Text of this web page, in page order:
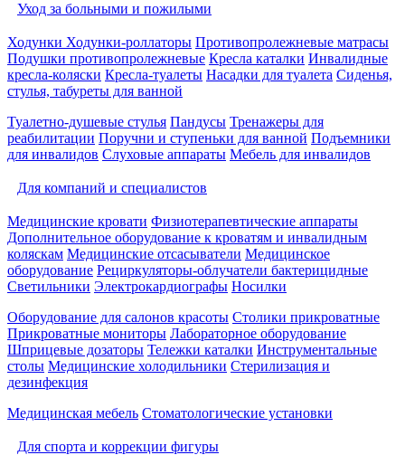
Уход за больными и пожилыми
Ходунки Ходунки-роллаторы Противопролежневые матрасы
Подушки противопролежневые Кресла каталки Инвалидные
кресла-коляски Кресла-туалеты Насадки для туалета Сиденья,
стулья, табуреты для ванной
Туалетно-душевые стулья Пандусы Тренажеры для
реабилитации Поручни и ступеньки для ванной Подъемники
для инвалидов Слуховые аппараты Мебель для инвалидов
Для компаний и специалистов
Медицинские кровати Физиотерапевтические аппараты
Дополнительное оборудование к кроватям и инвалидным
коляскам Медицинские отсасыватели Медицинское
оборудование Рециркуляторы-облучатели бактерицидные
Светильники Электрокардиографы Носилки
Оборудование для салонов красоты Столики прикроватные
Прикроватные мониторы Лабораторное оборудование
Шприцевые дозаторы Тележки каталки Инструментальные
столы Медицинские холодильники Стерилизация и
дезинфекция
Медицинская мебель Стоматологические установки
Для спорта и коррекции фигуры